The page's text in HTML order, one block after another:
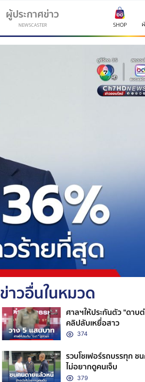
ผู้ประกาศข่าว
NEWSCASTER SHOP
ข่าวอื่นในหมวด
ศาลฯให้ประกันตัว "ดาบ
คลิปลับเหยื่อสาว
374
รวบโชเฟอร์รถบรรทุก
ไม่อยากดูคนเจ็บ
379